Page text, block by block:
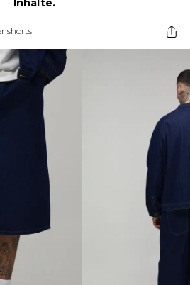
Inhalte.